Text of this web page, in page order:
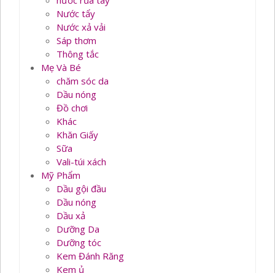
Nước tẩy
Nước xả vải
Sáp thơm
Thông tắc
Mẹ Và Bé
chăm sóc da
Dầu nóng
Đồ chơi
Khác
Khăn Giấy
Sữa
Vali-túi xách
Mỹ Phẩm
Dầu gội đầu
Dầu nóng
Dầu xả
Dưỡng Da
Dưỡng tóc
Kem Đánh Răng
Kem ủ